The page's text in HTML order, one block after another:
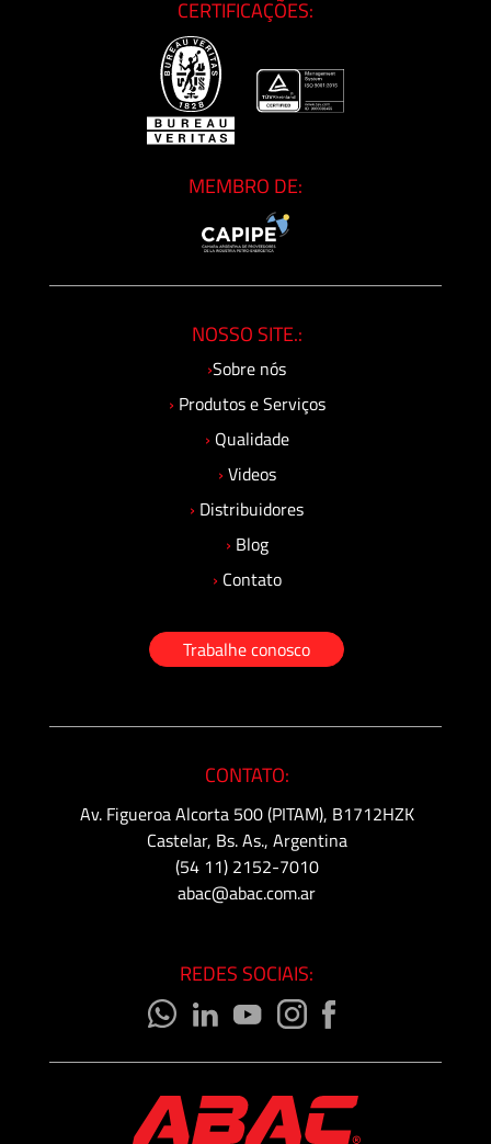
CERTIFICAÇÕES:
MEMBRO DE:
NOSSO SITE.:
›Sobre nós
› Produtos e Serviços
› Qualidade
› Videos
› Distribuidores
› Blog
› Contato
Trabalhe conosco
CONTATO:
Av. Figueroa Alcorta 500 (PITAM), B1712HZK
Castelar, Bs. As., Argentina
(54 11) 2152-7010
abac@abac.com.ar
REDES SOCIAIS: